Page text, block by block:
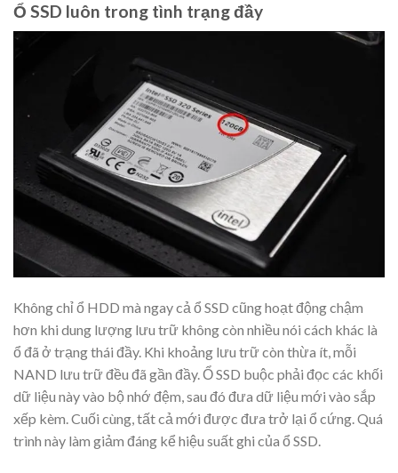
Ổ SSD luôn trong tình trạng đầy
Không chỉ ổ HDD mà ngay cả ổ SSD cũng hoạt động chậm
hơn khi dung lượng lưu trữ không còn nhiều nói cách khác là
ổ đã ở trạng thái đầy. Khi khoảng lưu trữ còn thừa ít, mỗi
NAND lưu trữ đều đã gần đầy. Ổ SSD buộc phải đọc các khối
dữ liệu này vào bộ nhớ đệm, sau đó đưa dữ liệu mới vào sắp
xếp kèm. Cuối cùng, tất cả mới được đưa trở lại ổ cứng. Quá
trình này làm giảm đáng kể hiệu suất ghi của ổ SSD.